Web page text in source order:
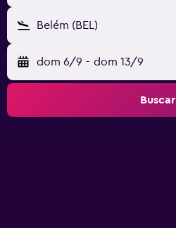
Belém (BEL)
dom 6/9 - dom 13/9
Buscar